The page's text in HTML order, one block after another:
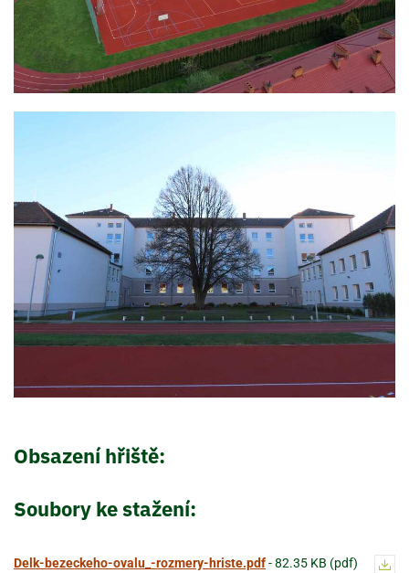
Obsazení hřiště:
Soubory ke stažení:
Delk-bezeckeho-ovalu_-rozmery-hriste.pdf-82.35 KB (pdf)